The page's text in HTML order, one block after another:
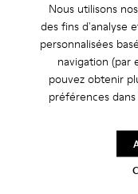
Nous utilisons
des fins d'analyse
personnalisées
navigation (par
pouvez obtenir
préférences dans
Chaussures à lacets
Bottes
Baskets
Chaussures à